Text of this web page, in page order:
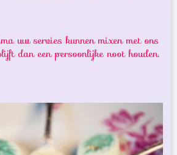
uw servies kunnen mixen met ons
dan een persoonlijke noot houden.